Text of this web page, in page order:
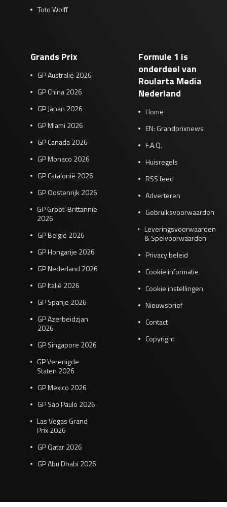
Toto Wolff
Grands Prix
GP Australië 2026
GP China 2026
GP Japan 2026
GP Miami 2026
GP Canada 2026
GP Monaco 2026
GP Catalonië 2026
GP Oostenrijk 2026
GP Groot-Brittannië
2026
GP België 2026
GP Hongarije 2026
GP Nederland 2026
GP Italië 2026
GP Spanje 2026
GP Azerbeidzjan
2026
GP Singapore 2026
GP Verenigde
Staten 2026
GP Mexico 2026
GP São Paulo 2026
Las Vegas Grand
Prix 2026
GP Qatar 2026
GP Abu Dhabi 2026
Formule 1 is
onderdeel van
Roularta Media
Nederland
Home
EN: Grandprixnews
F.A.Q.
Huisregels
RSS feed
Adverteren
Gebruiksvoorwaarden
Leveringsvoorwaarden
& Spelvoorwaarden
Privacy beleid
Cookie informatie
Cookie instellingen
Nieuwsbrief
Contact
Copyright